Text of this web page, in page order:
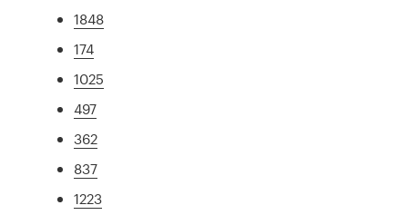
1848
174
1025
497
362
837
1223